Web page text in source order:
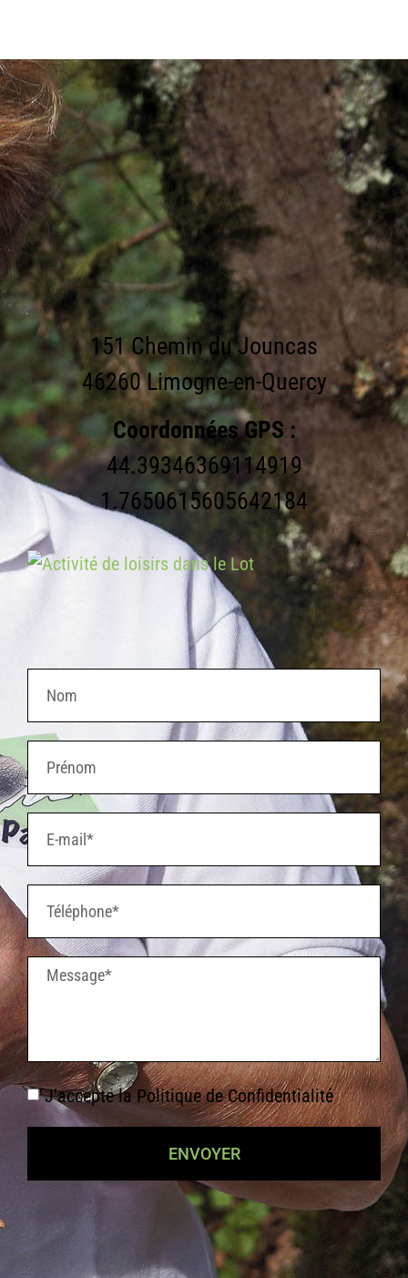
151 Chemin du Jouncas
46260 Limogne-en-Quercy
Coordonnées GPS :
44.39346369114919
1.7650615605642184
J'accepte laPolitique de Confidentialité
ENVOYER